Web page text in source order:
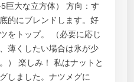
巨大な立方体） 方向：す
的にブレンドします。好
をトップ。 （必要に応じ
薄くしたい場合は氷が少
） 楽しみ！ 私はナットと
しました。ナツメグに